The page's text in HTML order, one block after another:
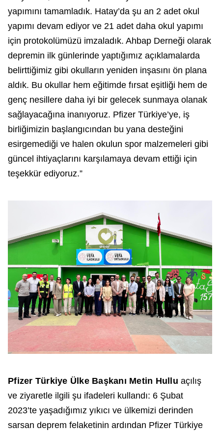
yapımını tamamladık. Hatay’da şu an 2 adet okul
yapımı devam ediyor ve 21 adet daha okul yapımı
için protokolümüzü imzaladık. Ahbap Derneği olarak
depremin ilk günlerinde yaptığımız açıklamalarda
belirttiğimiz gibi okulların yeniden inşasını ön plana
aldık. Bu okullar hem eğitimde fırsat eşitliği hem de
genç nesillere daha iyi bir gelecek sunmaya olanak
sağlayacağına inanıyoruz. Pfizer Türkiye’ye, iş
birliğimizin başlangıcından bu yana desteğini
esirgemediği ve halen okulun spor malzemeleri gibi
güncel ihtiyaçlarını karşılamaya devam ettiği için
teşekkür ediyoruz.”
Pfizer Türkiye Ülke Başkanı Metin Hullu açılış
ve ziyaretle ilgili şu ifadeleri kullandı: 6 Şubat
2023’te yaşadığımız yıkıcı ve ülkemizi derinden
sarsan deprem felaketinin ardından Pfizer Türkiye